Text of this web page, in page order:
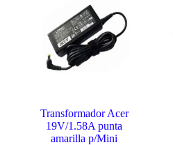
Transformador Acer
19V/1.58A punta
amarilla p/Mini